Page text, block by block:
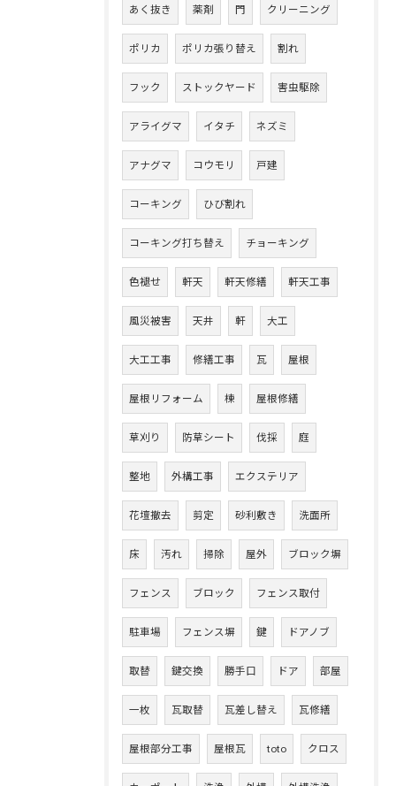
あく抜き 薬剤 門 クリーニング
ポリカ ポリカ張り替え 割れ
フック ストックヤード 害虫駆除
アライグマ イタチ ネズミ
アナグマ コウモリ 戸建
コーキング ひび割れ
コーキング打ち替え チョーキング
色褪せ 軒天 軒天修繕 軒天工事
風災被害 天井 軒 大工
大工工事 修繕工事 瓦 屋根
屋根リフォーム 棟 屋根修繕
草刈り 防草シート 伐採 庭
整地 外構工事 エクステリア
花壇撤去 剪定 砂利敷き 洗面所
床 汚れ 掃除 屋外 ブロック塀
フェンス ブロック フェンス取付
駐車場 フェンス塀 鍵 ドアノブ
取替 鍵交換 勝手口 ドア 部屋
一枚 瓦取替 瓦差し替え 瓦修繕
屋根部分工事 屋根瓦 toto クロス